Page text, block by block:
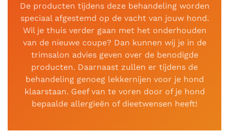
De producten tijdens deze behandeling worden
speciaal afgestemd op de vacht van jouw hond.
Wil je thuis verder gaan met het onderhouden
van de nieuwe coupe? Dan kunnen wij je in de
trimsalon advies geven over de benodigde
producten. Daarnaast zullen er tijdens de
behandeling genoeg lekkernijen voor je hond
klaarstaan. Geef van te voren door of je hond
bepaalde allergieën of dieetwensen heeft!